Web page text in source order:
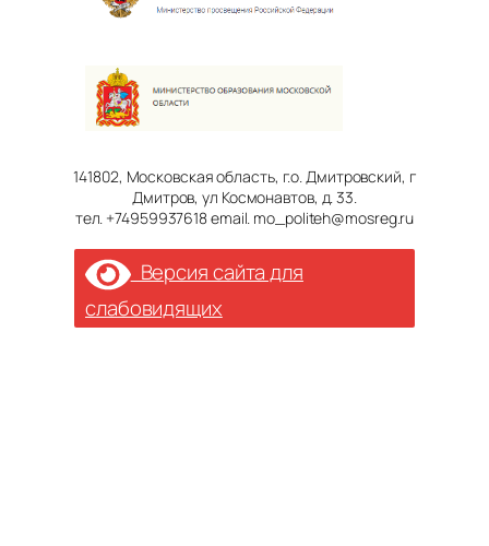
141802, Московская область, г.о. Дмитровский, г
Дмитров, ул Космонавтов, д. 33.
тел. +74959937618 email. mo_politeh@mosreg.ru
Версия сайта для
слабовидящих